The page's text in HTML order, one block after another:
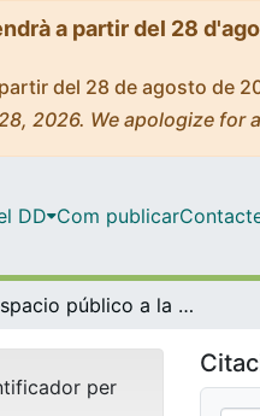
a partir del 28
del 28 de agosto de
2026. We apologize for
DD Com publicar
Del espacio público a la ciudad como hipertexto orgánico.
per